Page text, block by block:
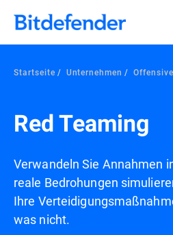
Startseite Unternehmen
Red Teaming
Verwandeln Sie Annahmen
reale Bedrohungen
Ihre
was nicht.